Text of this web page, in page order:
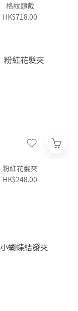
格紋頭戴
HK$718.00
粉紅花髮夾
HK$248.00